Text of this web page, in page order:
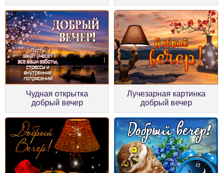
Чудная открытка
добрый вечер
Лучезарная картинка
добрый вечер